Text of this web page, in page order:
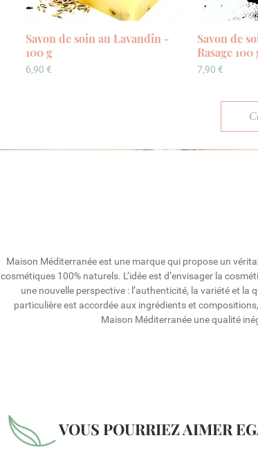
Vista rapida
Savon de soin au Lavandin -
100 g
Prezzo
6,90 €
Savon de
Rasage 100
Prezzo
7,90 €
Maison Méditerranée est une marque qui propose un
cosmétiques 100% naturels. L’idée est d’envisager la
une nouvelle perspective : l’authenticité, la variété et la
particulière est accordée aux ingrédients et
Maison Méditerranée une qualité
VOUS POURRIEZ AIMER